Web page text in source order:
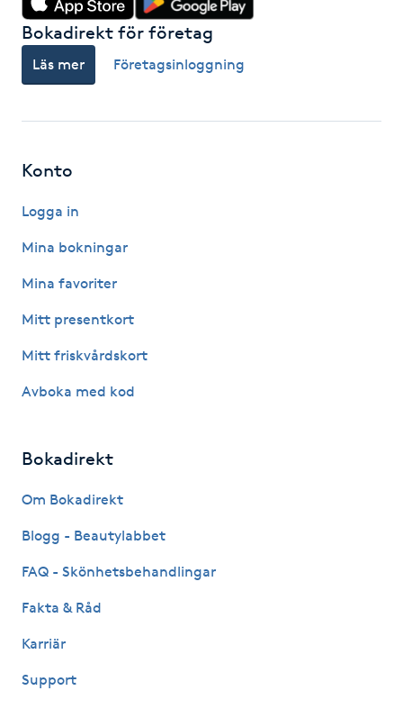
Hårförlängning
Hårvård
Hälsprickor
Idrottsmassage
IPL hårborttagning
Katun fransar
Kemisk peeling
Bokadirekt för företag
Läs mer Företagsinloggning
Konto
Logga in
Mina bokningar
Mina favoriter
Mitt presentkort
Mitt friskvårdskort
Avboka med kod
Bokadirekt
Om Bokadirekt
Blogg - Beautylabbet
FAQ - Skönhetsbehandlingar
Fakta & Råd
Karriär
Support